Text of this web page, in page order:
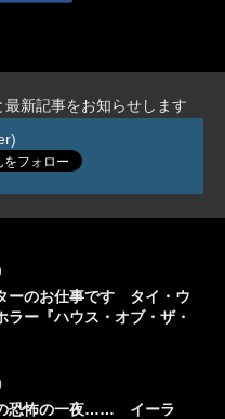
新記事をお知らせします
ーのお仕事です タイ・ウ
ラー『ハウス・オブ・ザ・
恐怖の一夜…… イーラ